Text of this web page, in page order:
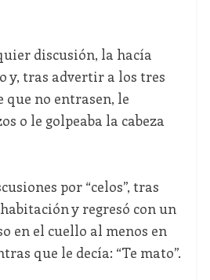
discusión, la hacía
y, tras advertir a los tres
que no entrasen, le
o le golpeaba la cabeza
por “celos”, tras
y regresó con un
en el cuello al menos en
que le decía: “Te mato”.